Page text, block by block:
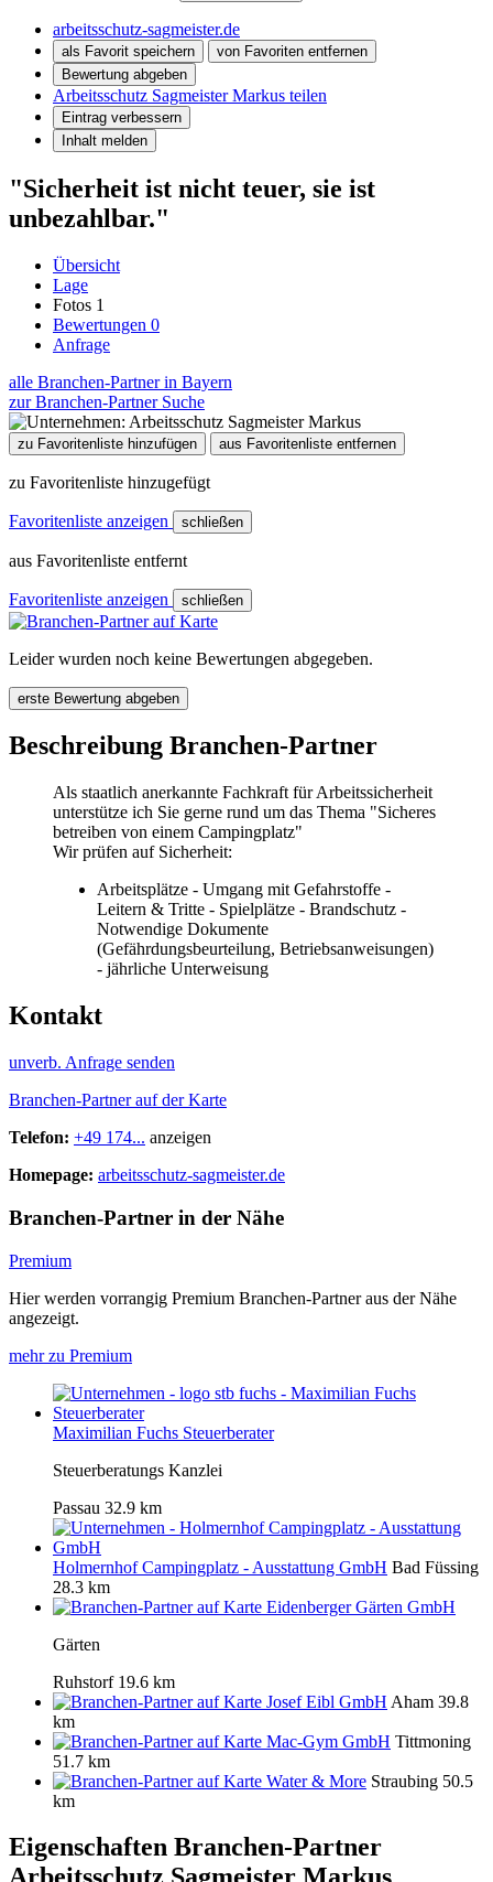
arbeitsschutz-sagmeister.de
als Favorit speichern
von Favoriten entfernen
Bewertung abgeben
Arbeitsschutz Sagmeister Markus teilen
Eintrag verbessern
Inhalt melden
"Sicherheit ist nicht teuer, sie ist
unbezahlbar."
Übersicht
Lage
Fotos 1
Bewertungen 0
Anfrage
alle Branchen-Partner in Bayern
zur Branchen-Partner Suche
zu Favoritenliste hinzufügen aus Favoritenliste entfernen
zu Favoritenliste hinzugefügt
Favoritenliste anzeigen schließen
aus Favoritenliste entfernt
Favoritenliste anzeigen schließen
Leider wurden noch keine Bewertungen abgegeben.
erste Bewertung abgeben
Beschreibung Branchen-Partner
Als staatlich anerkannte Fachkraft für Arbeitssicherheit
unterstütze ich Sie gerne rund um das Thema "Sicheres
betreiben von einem Campingplatz"
Wir prüfen auf Sicherheit:
Arbeitsplätze - Umgang mit Gefahrstoffe -
Leitern & Tritte - Spielplätze - Brandschutz -
Notwendige Dokumente
(Gefährdungsbeurteilung, Betriebsanweisungen)
- jährliche Unterweisung
Kontakt
unverb. Anfrage senden
Branchen-Partner auf der Karte
Telefon: +49 174... anzeigen
Homepage: arbeitsschutz-sagmeister.de
Branchen-Partner in der Nähe
Premium
Hier werden vorrangig Premium Branchen-Partner aus der Nähe
angezeigt.
mehr zu Premium
Maximilian Fuchs Steuerberater
Steuerberatungs Kanzlei
Passau 32.9 km
Holmernhof Campingplatz - Ausstattung GmbH Bad Füssing
28.3 km
Eidenberger Gärten GmbH
Gärten
Ruhstorf 19.6 km
Josef Eibl GmbH Aham 39.8
km
Mac-Gym GmbH Tittmoning
51.7 km
Water & More Straubing 50.5
km
Eigenschaften Branchen-Partner